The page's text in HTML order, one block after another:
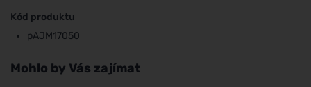
Kód produktu
pAJM17050
Mohlo by Vás zajímat